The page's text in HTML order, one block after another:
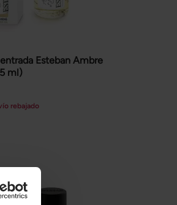
Esteban Ambre
ml)
rebajado